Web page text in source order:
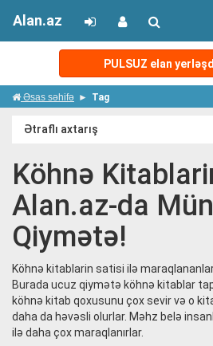
PULSUZ elan
Alan.az
Əsas səhifə Tag
Ətraflı axtarış
Köhnə
Alan.az-da
Qiymətə!
Köhnə kitablarin satisi ilə maraqlananlar
Burada ucuz qiymətə köhnə kitablar
köhnə kitab qoxusunu çox sevir və o
daha da həvəsli olurlar. Məhz belə
ilə daha çox maraqlanırlar.